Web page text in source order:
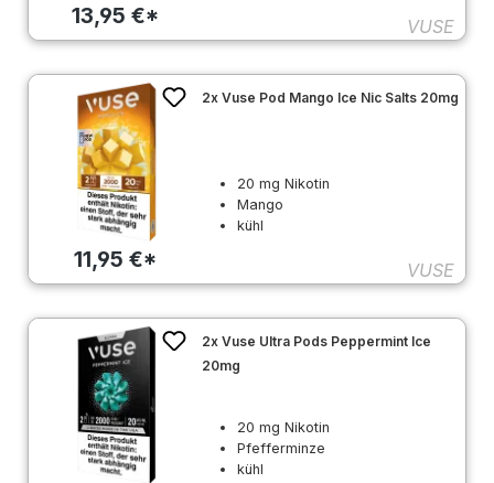
13,95 €* VUSE
11,95 €*
2x Vuse Pod Mango Ice Nic Salts 20mg
20 mg Nikotin
Mango
kühl
VUSE
2x Vuse Ultra Pods Peppermint Ice
20mg
20 mg Nikotin
Pfefferminze
kühl